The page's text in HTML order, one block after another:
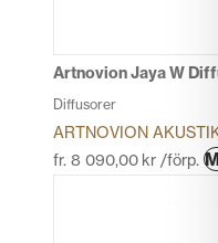
Artnovion Jaya W
Diffusorer
ARTNOVION
fr. 8 090,00 kr /förp.